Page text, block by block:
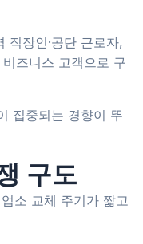
직장인·공단 근로자,
비즈니스 고객으로 구
집중되는 경향이 뚜
구도
소 교체 주기가 짧고